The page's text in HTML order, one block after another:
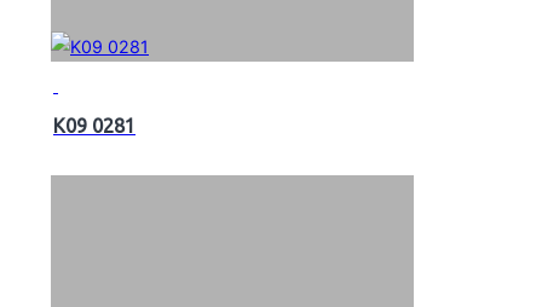
K09 0281